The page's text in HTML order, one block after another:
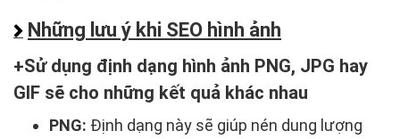
Những lưu ý khi SEO hình ảnh
Sử dụng định dạng hình ảnh PNG, JPG hay
GIF sẽ cho những kết quả khác nhau
PNG: Định dạng này sẽ giúp nén dung lượng